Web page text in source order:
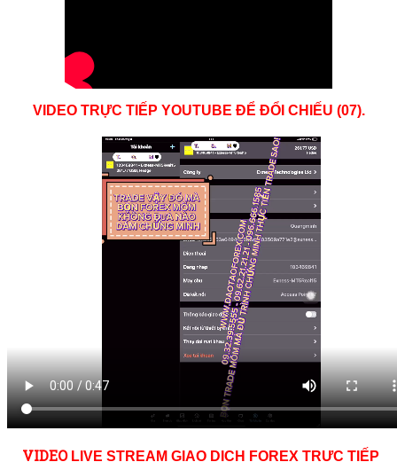
VIDEO TRỰC TIẾP YOUTUBE ĐỂ ĐỔI CHIẾU (07).
VIDEOLIVE STREAM GIAO DỊCH FOREX TRỰC TIẾP